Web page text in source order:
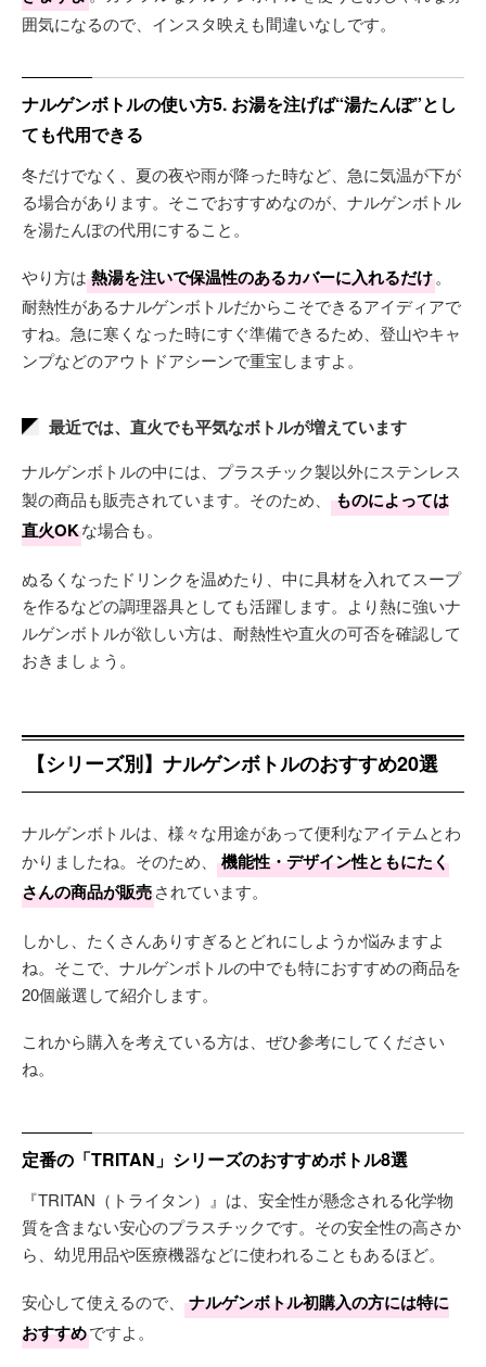
囲気になるので、インスタ映えも間違いなしです。
ナルゲンボトルの使い方5. お湯を注げば“湯たんぽ”とし
ても代用できる
冬だけでなく、夏の夜や雨が降った時など、急に気温が下が
る場合があります。そこでおすすめなのが、ナルゲンボトル
を湯たんぽの代用にすること。
やり方は 熱湯を注いで保温性のあるカバーに入れるだけ。
耐熱性があるナルゲンボトルだからこそできるアイディアで
すね。急に寒くなった時にすぐ準備できるため、登山やキャ
ンプなどのアウトドアシーンで重宝しますよ。
最近では、直火でも平気なボトルが増えています
ナルゲンボトルの中には、プラスチック製以外にステンレス
製の商品も販売されています。そのため、
ものによっては
直火OKな場合も。
ぬるくなったドリンクを温めたり、中に具材を入れてスープ
を作るなどの調理器具としても活躍します。より熱に強いナ
ルゲンボトルが欲しい方は、耐熱性や直火の可否を確認して
おきましょう。
【シリーズ別】ナルゲンボトルのおすすめ20選
ナルゲンボトルは、様々な用途があって便利なアイテムとわ
かりましたね。そのため、
機能性・デザイン性ともにたく
さんの商品が販売されています。
しかし、たくさんありすぎるとどれにしようか悩みますよ
ね。そこで、ナルゲンボトルの中でも特におすすめの商品を
20個厳選して紹介します。
これから購入を考えている方は、ぜひ参考にしてください
ね。
定番の「TRITAN」シリーズのおすすめボトル8選
『TRITAN（トライタン）』は、安全性が懸念される化学物
質を含まない安心のプラスチックです。その安全性の高さか
ら、幼児用品や医療機器などに使われることもあるほど。
安心して使えるので、
ナルゲンボトル初購入の方には特に
おすすめですよ。